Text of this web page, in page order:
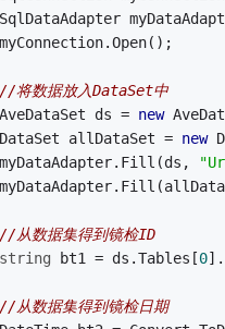
//将数据放入DataSet中
ds =
new
allDataSet =
new
//从数据集得到镜检ID
string bt1 = ds.Tables[0
//从数据集得到镜检日期